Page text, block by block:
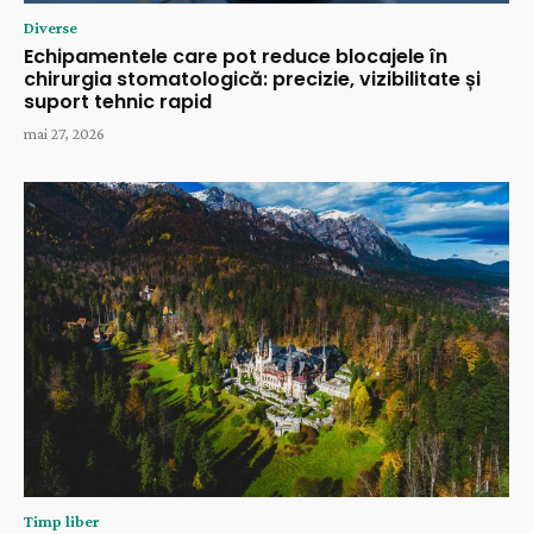
Diverse
Echipamentele care pot reduce blocajele în
chirurgia stomatologică: precizie, vizibilitate și
suport tehnic rapid
mai 27, 2026
Timp liber